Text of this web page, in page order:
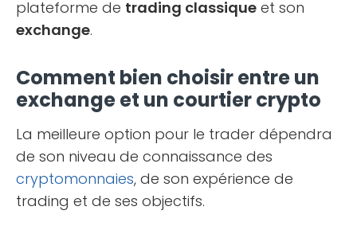
plateforme de trading classique et son
exchange.
Comment bien choisir entre un
exchange et un courtier crypto
La meilleure option pour le trader dépendra
de son niveau de connaissance des
cryptomonnaies, de son expérience de
trading et de ses objectifs.